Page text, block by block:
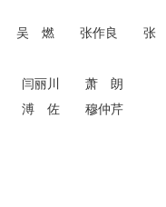
龄 吴 燃 张作良 张
杆 闫丽川 萧 朗
溥 佐 穆仲芹